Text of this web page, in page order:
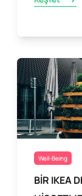
Well-Being
BİR IKEA